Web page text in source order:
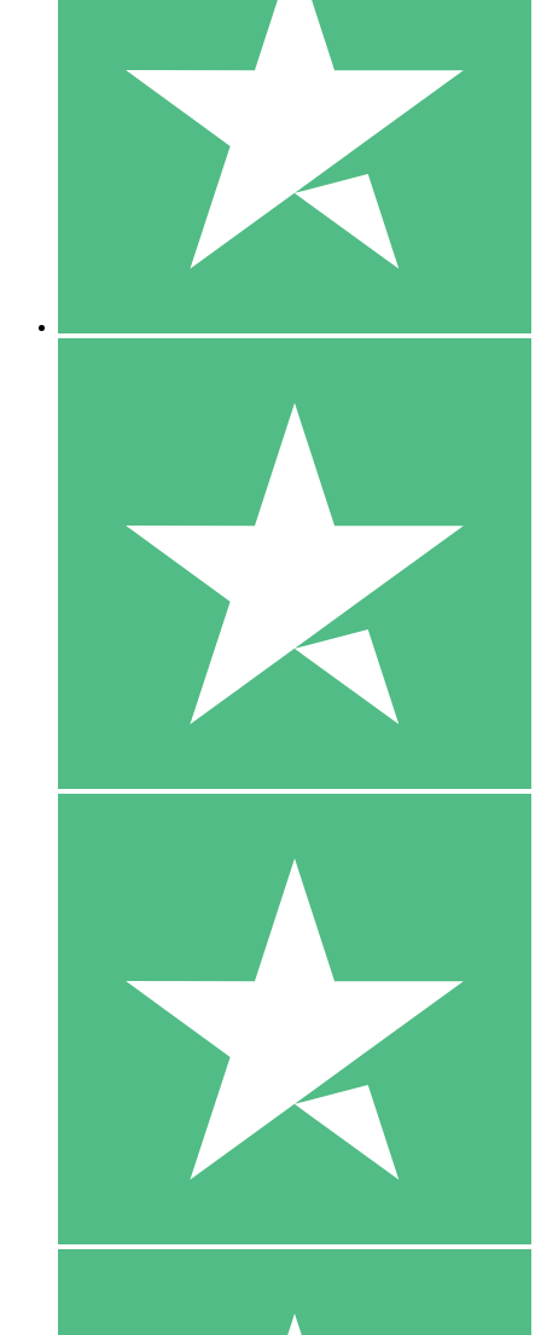
Individuella Kreditpaket
Betala per användning med nedladdningskrediter. Inget
1 Nedladdningar
10 00
10 Nedladdningar
20 00